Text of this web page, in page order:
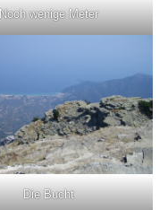
Noch wenige Meter
Die Bucht